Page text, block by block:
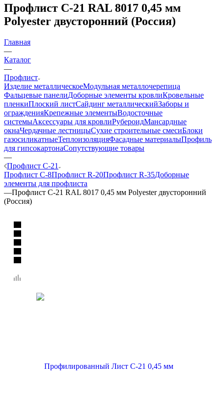
Профлист C-21 RAL 8017 0,45 мм
Polyester двусторонний (Россия)
Главная
—
Каталог
—
Профлист
Изделие металлическоеМодульная металлочерепица
Фальцевые панелиДоборные элементы кровлиКровельные
пленкиПлоский листСайдинг металлическийЗаборы и
огражденияКрепежные элементыВодосточные
системыАксессуары для кровлиРубероидМансардные
окнаЧердачные лестницыСухие строительные смесиБлоки
газосиликатныеТеплоизоляцияФасадные материалыПрофиль
для гипсокартонаСопутствующие товары
—
Профлист C-21
Профлист C-8Профлист R-20Профлист R-35Доборные
элементы для профлиста
—Профлист C-21 RAL 8017 0,45 мм Polyester двусторонний
(Россия)